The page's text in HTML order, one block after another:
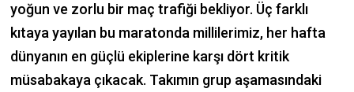
yoğun ve zorlu bir maç trafiği bekliyor. Üç farklı
kıtaya yayılan bu maratonda millilerimiz, her hafta
dünyanın en güçlü ekiplerine karşı dört kritik
müsabakaya çıkacak. Takımın grup aşamasındaki